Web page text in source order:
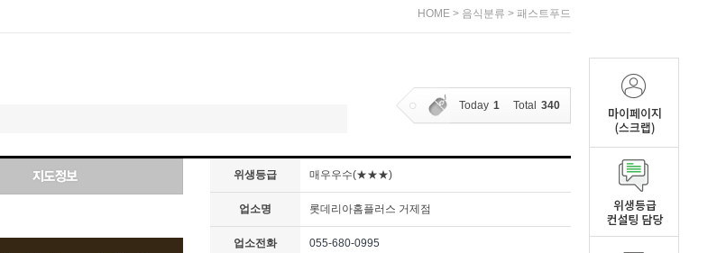
HOME > 음식분류 > 패스트푸드
Today 1 Total 340
위생등급 매우우수(★★★)
업소명 롯데리아홈플러스 거제점
업소전화 055-680-0995